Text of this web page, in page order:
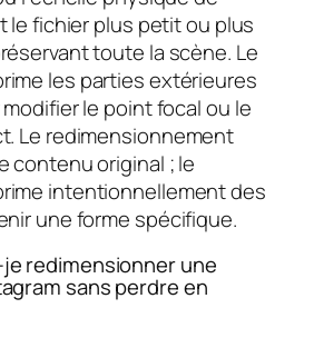
le fichier plus petit ou plus
toute la scène. Le
les parties extérieures
modifier le point focal ou le
Le redimensionnement
contenu original ; le
intentionnellement des
une forme spécifique.
redimensionner une
sans perdre en